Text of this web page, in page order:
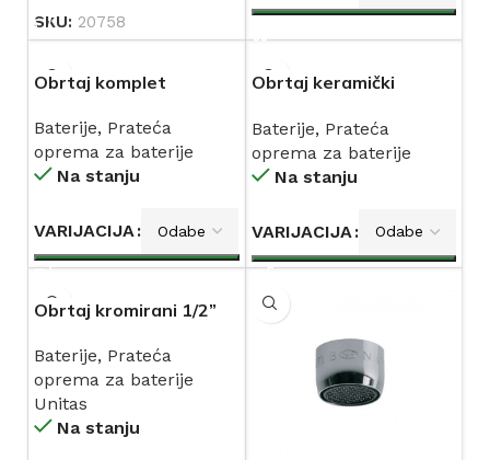
SKU: 20758
Obrtaj komplet
Baterije, Prateća
oprema za baterije
Na stanju
VARIJACIJA
Obrtaj keramički
Baterije, Prateća
oprema za baterije
Na stanju
VARIJACIJA
Obrtaj kromirani 1/2”
Baterije, Prateća
oprema za baterije
Unitas
Na stanju